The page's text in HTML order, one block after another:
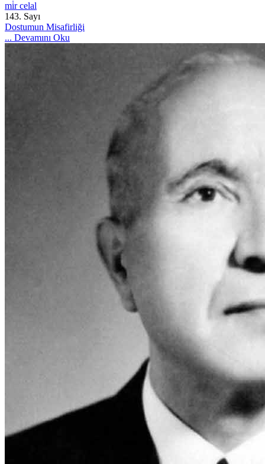
mi̇r celal
143. Sayı
Dostumun Misafirliği
... Devamını Oku